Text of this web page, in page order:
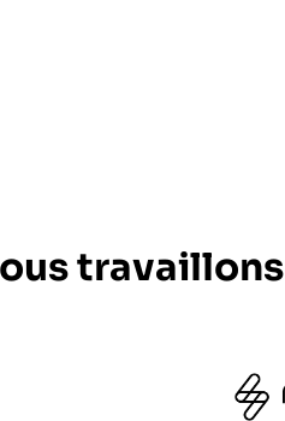
travaillons